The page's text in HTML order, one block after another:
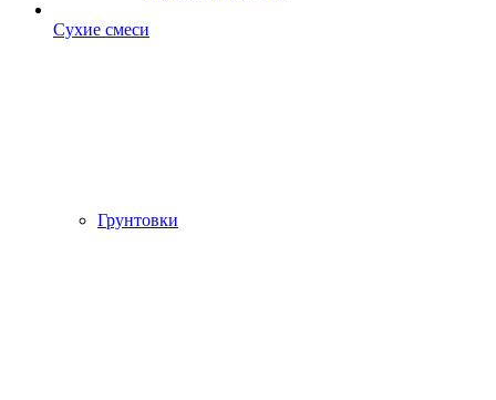
Сухие смеси
Грунтовки